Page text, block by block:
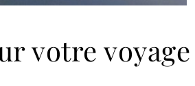
votre voyage